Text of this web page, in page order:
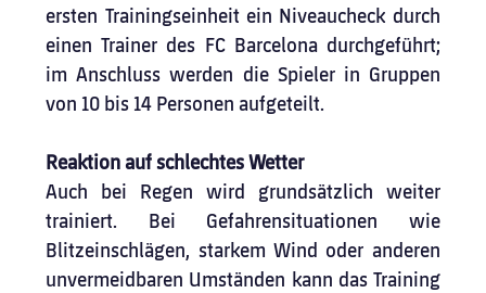
ersten Trainingseinheit ein Niveaucheck durch
einen Trainer des FC Barcelona durchgeführt;
im Anschluss werden die Spieler in Gruppen
von 10 bis 14 Personen aufgeteilt.
Reaktion auf schlechtes Wetter
Auch bei Regen wird grundsätzlich weiter
trainiert. Bei Gefahrensituationen wie
Blitzeinschlägen, starkem Wind oder anderen
unvermeidbaren Umständen kann das Training